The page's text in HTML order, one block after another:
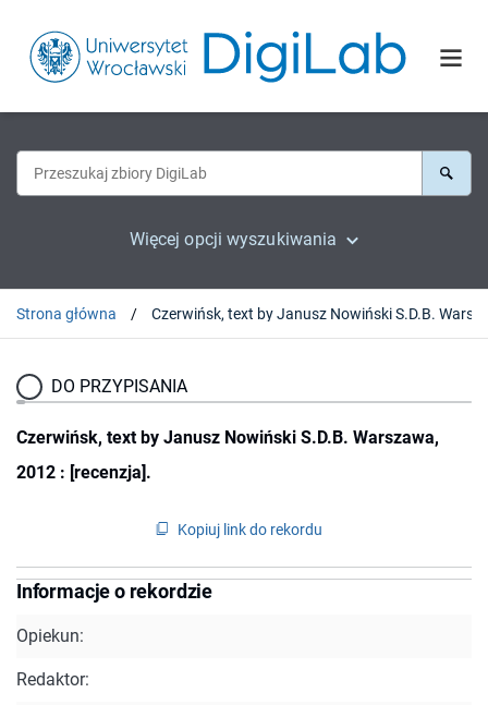
Więcej opcji wyszukiwania
Strona główna
DO PRZYPISANIA
Czerwińsk, text by Janusz Nowiński S.D.B. Warszawa,
2012 : [recenzja].
Kopiuj link do rekordu
Informacje o rekordzie
Opiekun:
Redaktor: